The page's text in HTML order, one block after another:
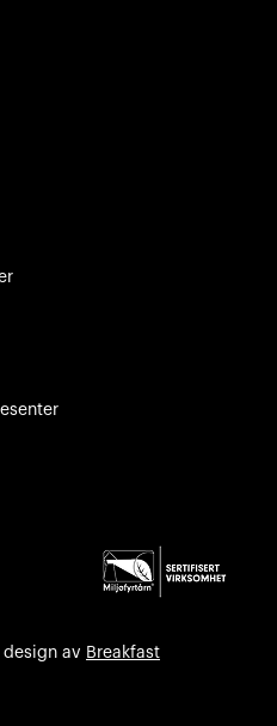
av Breakfast